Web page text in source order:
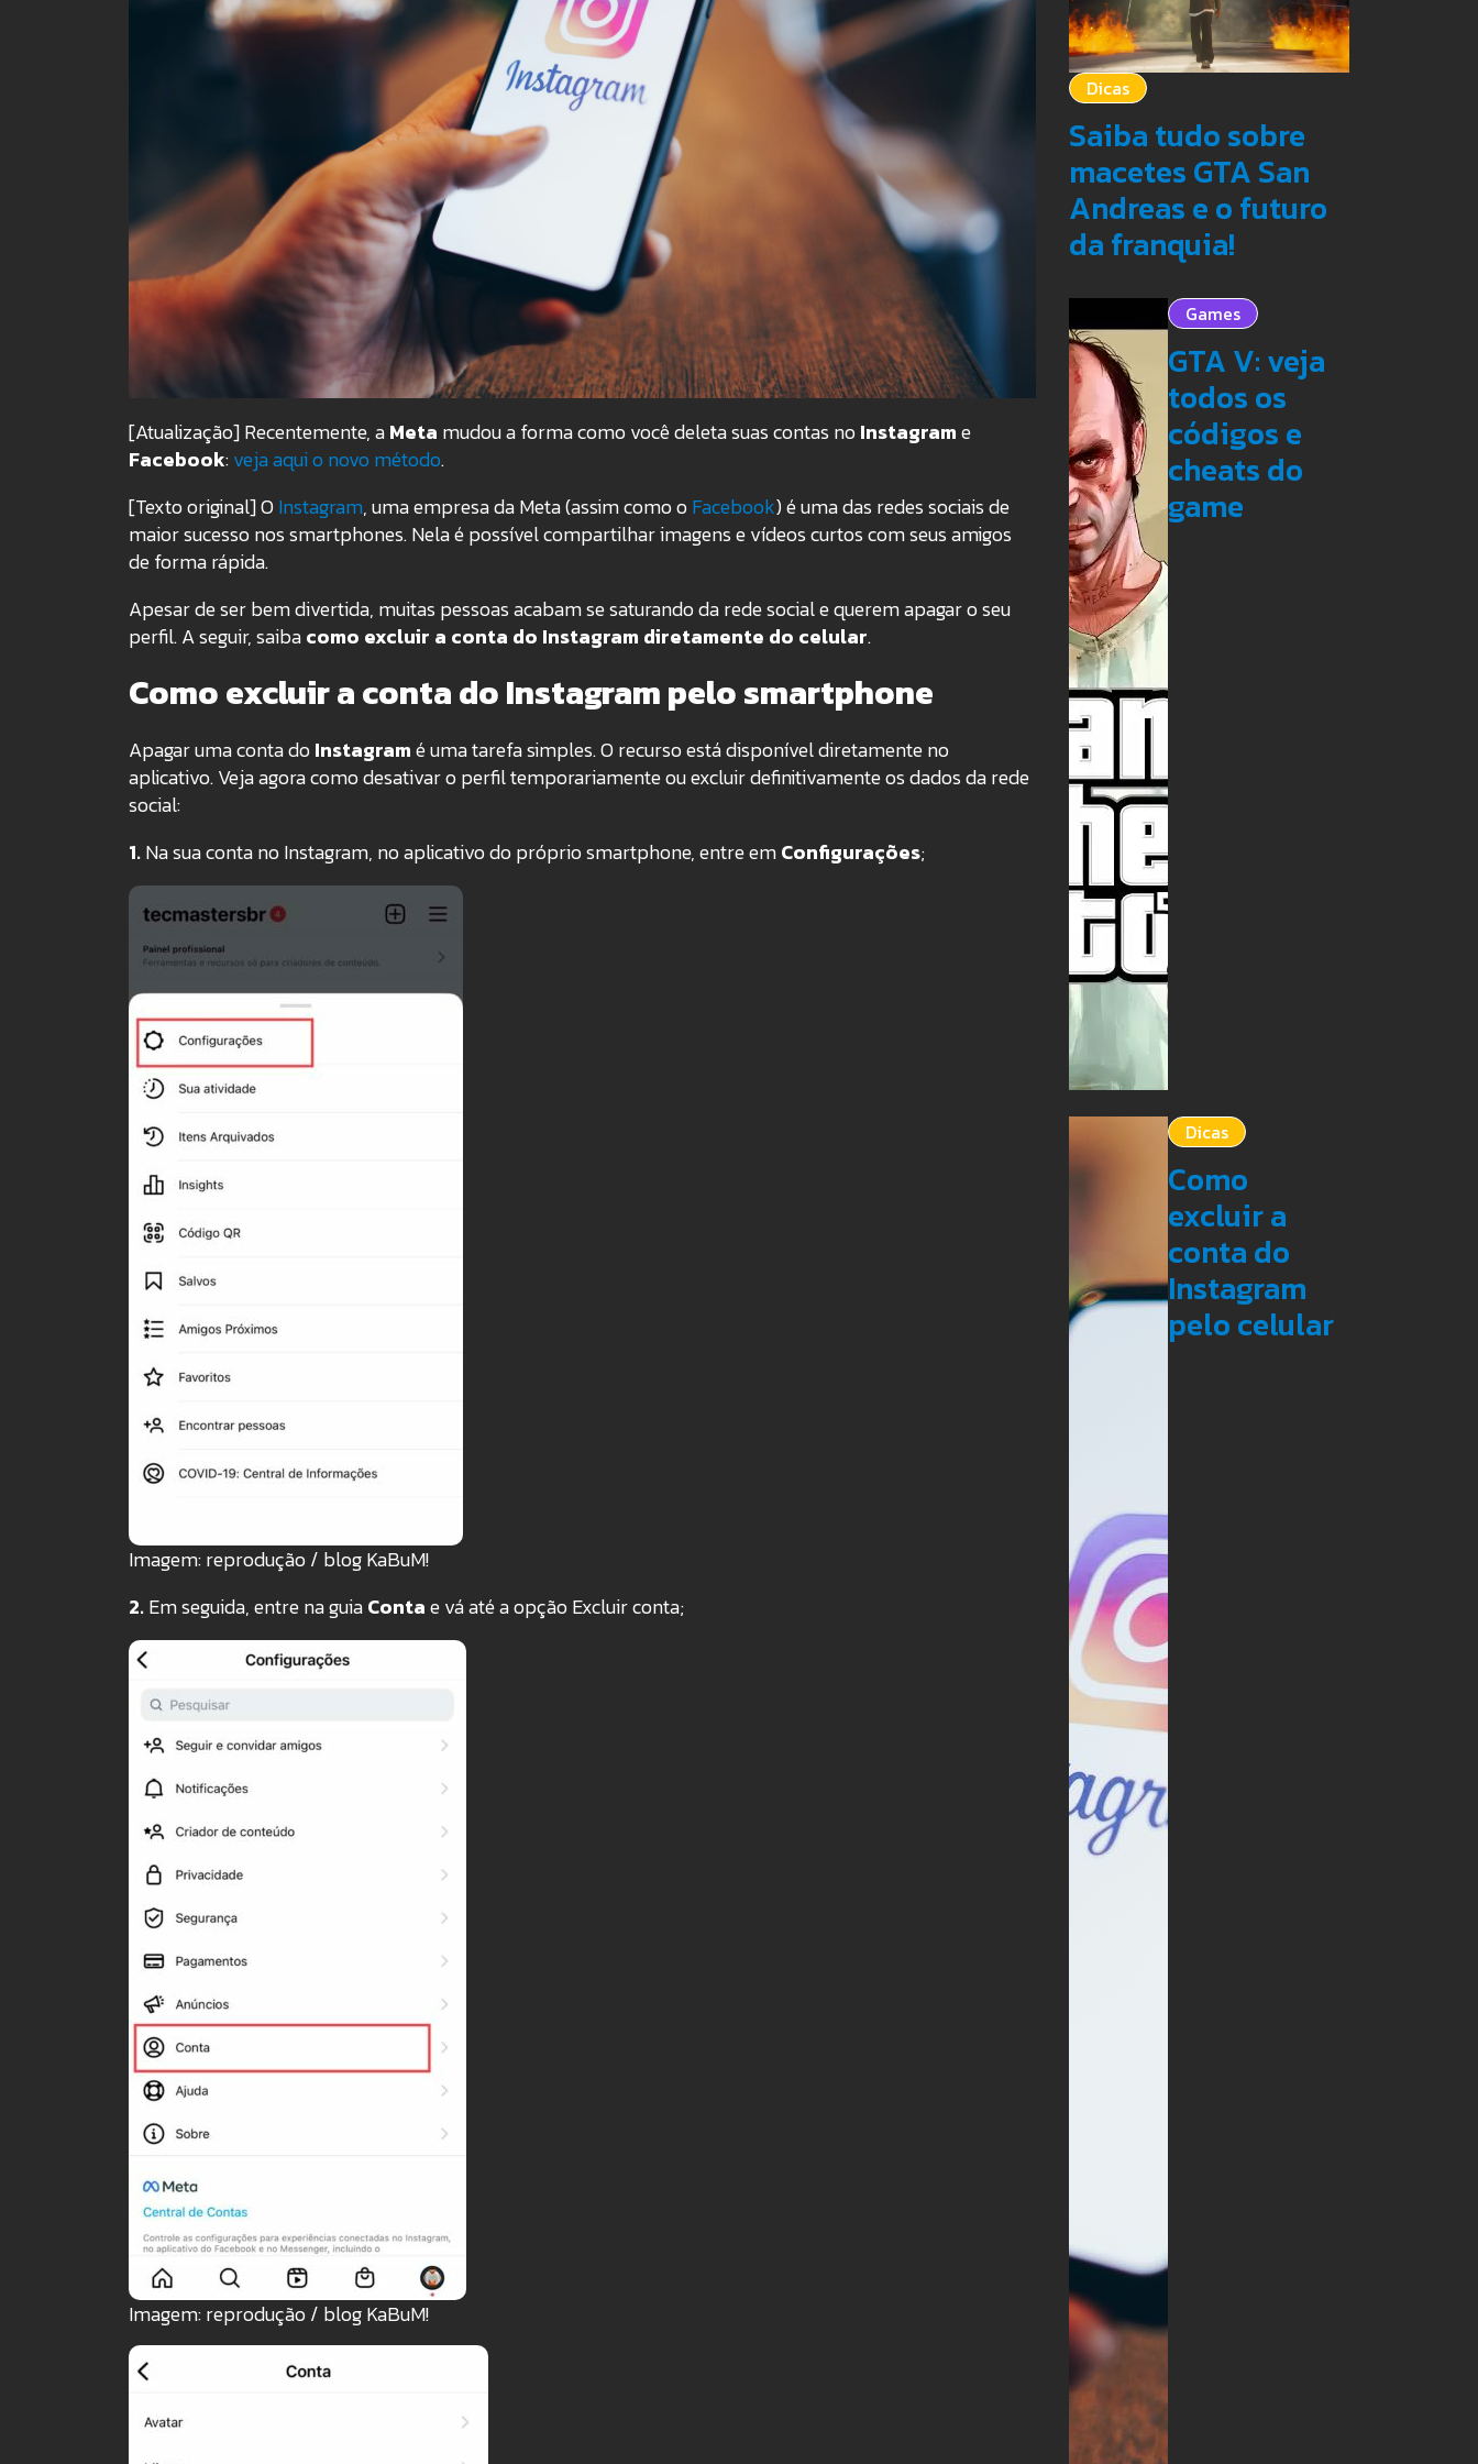
[Atualização] Recentemente, aMeta mudou a forma como você deleta suas contas noInstagrame
Facebook:veja aqui o novo método.
[Texto original] O Instagram, uma empresa da Meta (assim como oFacebook) é uma das redes sociais de
maior sucesso nos smartphones. Nela é possível compartilhar imagens e vídeos curtos com seus amigos
de forma rápida.
Apesar de ser bem divertida, muitas pessoas acabam se saturando da rede social e querem apagar o seu
perfil. A seguir, saibacomo excluir a conta do Instagram diretamente do celular.
Como excluir a conta do Instagram pelo smartphone
Apagar uma conta doInstagramé uma tarefa simples. O recurso está disponível diretamente no
aplicativo. Veja agora como desativar o perfil temporariamente ou excluir definitivamente os dados da rede
social:
1.Na sua conta no Instagram, no aplicativo do próprio smartphone, entre emConfigurações;
Imagem: reprodução / blog KaBuM!
2.Em seguida, entre na guiaContae vá até a opção Excluir conta;
Imagem: reprodução / blog KaBuM!
Dicas
Saiba tudo sobre
macetes GTA San
Andreas e o futuro
da franquia!
Games
GTA V: veja
todos os
códigos e
cheats do
game
Dicas
Como
excluir a
conta do
Instagram
pelo celular